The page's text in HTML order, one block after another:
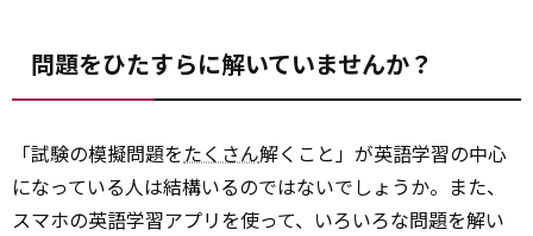
問題をひたすらに解いていませんか？
「試験の模擬問題をたくさん解くこと」が英語学習の中心
になっている人は結構いるのではないでしょうか。また、
スマホの英語学習アプリを使って、いろいろな問題を解い